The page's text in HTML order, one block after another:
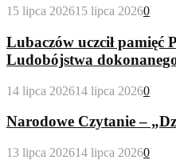
15 lipca 202615 lipca 20260
Lubaczów uczcił pamięć
Ludobójstwa
14 lipca 202614 lipca 20260
Narodowe Czytanie –
13 lipca 202614 lipca 20260